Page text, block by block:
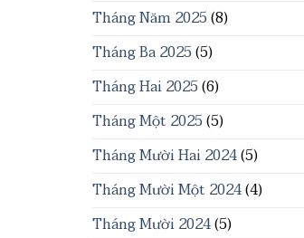
Tháng Năm 2025(8)
Tháng Ba 2025(5)
Tháng Hai 2025(6)
Tháng Một 2025(5)
Tháng Mười Hai 2024(5)
Tháng Mười Một 2024(4)
Tháng Mười 2024(5)